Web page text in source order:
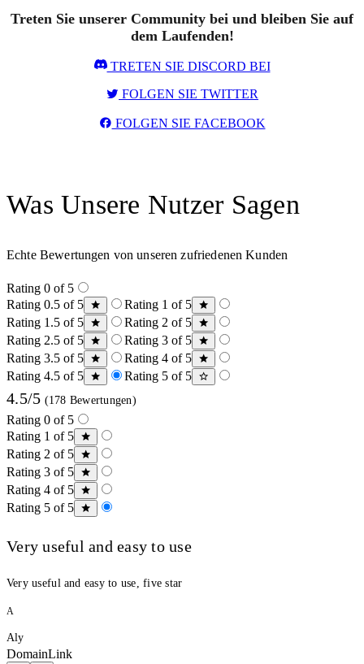
Treten Sie unserer Community bei und bleiben Sie auf
dem Laufenden!
TRETEN SIE DISCORD BEI
FOLGEN SIE TWITTER
FOLGEN SIE FACEBOOK
Was Unsere Nutzer Sagen
Echte Bewertungen von unseren zufriedenen Kunden
Rating 0 of 5
Rating 0.5 of 5
Rating 1 of 5
Rating 1.5 of 5
Rating 2 of 5
Rating 2.5 of 5
Rating 3 of 5
Rating 3.5 of 5
Rating 4 of 5
Rating 4.5 of 5
Rating 5 of 5
4.5/5 (178 Bewertungen)
Rating 0 of 5
Rating 1 of 5
Rating 2 of 5
Rating 3 of 5
Rating 4 of 5
Rating 5 of 5
Very useful and easy to use
Very useful and easy to use, five star
A
Aly
DomainLink